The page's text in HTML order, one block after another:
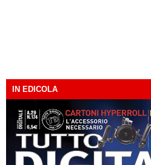
IN EDICOLA